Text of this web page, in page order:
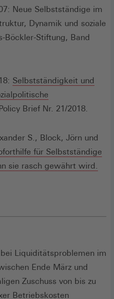
Neue Selbstständige im
Dynamik und soziale
Böckler-Stiftung, Band
Selbstständigkeit und
Brief Nr. 21/2018.
S., Block, Jörn und
für Selbstständige
sie rasch gewährt wird.
Liquiditätsproblemen im
Ende März und
Zuschuss von bis zu
Betriebskosten